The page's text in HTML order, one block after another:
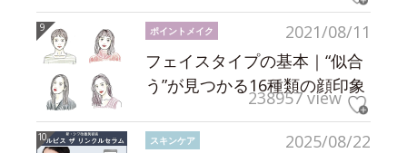
2021/08/11
ポイントメイク
フェイスタイプの基本｜“似合
う”が見つかる16種類の顔印象
238957 view
2025/08/22
スキンケア